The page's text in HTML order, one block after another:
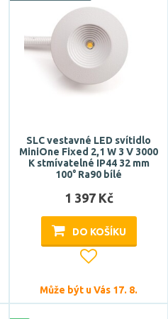
SLC vestavné LED svítidlo
MiniOne Fixed 2,1 W 3 V 3000
K stmívatelné IP44 32 mm
100° Ra90 bílé
1 397 Kč
DO KOŠÍKU
Může být u Vás 17. 8.